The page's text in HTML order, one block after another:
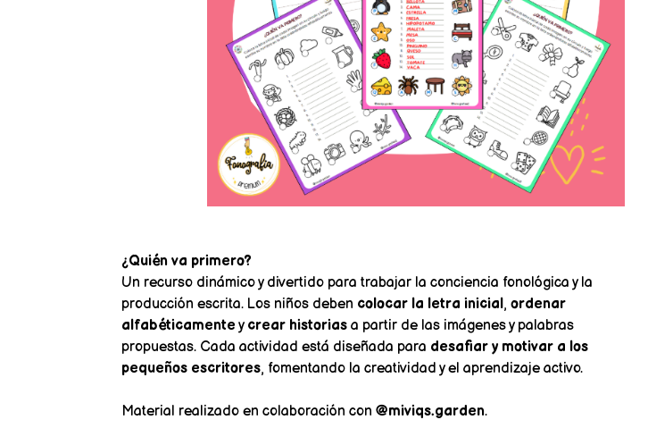
¿Quién va primero?
Un recurso dinámico y divertido para trabajar la conciencia fonológica y la
producción escrita. Los niños deben colocar la letra inicial, ordenar
alfabéticamentey crear historiasa partir de las imágenes y palabras
propuestas. Cada actividad está diseñada para desafiar y motivar a los
pequeños escritores, fomentando la creatividad y el aprendizaje activo.
Material realizado en colaboración con @miviqs.garden.